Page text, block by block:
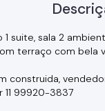
suite, sala 2
terraço com bela
construida,
11 99920-3837